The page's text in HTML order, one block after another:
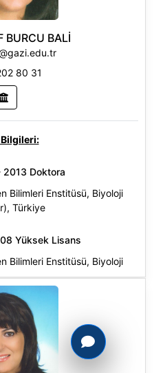
BURCU BALİ
80 31
Doktora
Bilimleri Enstitüsü, Biyoloji
Türkiye
Yüksek Lisans
Bilimleri Enstitüsü, Biyoloji
Türkiye
2005 Lisans
Fakültesi, Biyoloji Bölümü,
Türkiye
Alanları: